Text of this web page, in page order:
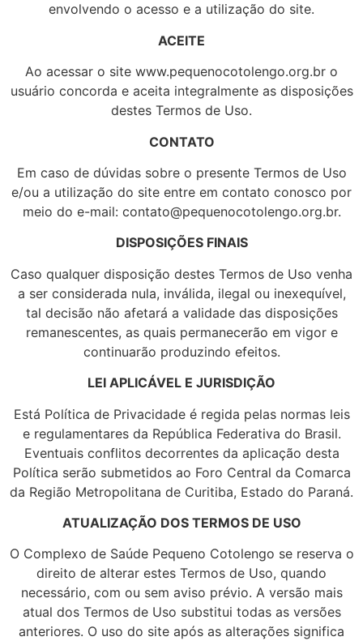
envolvendo o acesso e a utilização do site.
ACEITE
Ao acessar o site www.pequenocotolengo.org.br o
usuário concorda e aceita integralmente as disposições
destes Termos de Uso.
CONTATO
Em caso de dúvidas sobre o presente Termos de Uso
e/ou a utilização do site entre em contato conosco por
meio do e-mail: contato@pequenocotolengo.org.br.
DISPOSIÇÕES FINAIS
Caso qualquer disposição destes Termos de Uso venha
a ser considerada nula, inválida, ilegal ou inexequível,
tal decisão não afetará a validade das disposições
remanescentes, as quais permanecerão em vigor e
continuarão produzindo efeitos.
LEI APLICÁVEL E JURISDIÇÃO
Está Política de Privacidade é regida pelas normas leis
e regulamentares da República Federativa do Brasil.
Eventuais conflitos decorrentes da aplicação desta
Política serão submetidos ao Foro Central da Comarca
da Região Metropolitana de Curitiba, Estado do Paraná.
ATUALIZAÇÃO DOS TERMOS DE USO
O Complexo de Saúde Pequeno Cotolengo se reserva o
direito de alterar estes Termos de Uso, quando
necessário, com ou sem aviso prévio. A versão mais
atual dos Termos de Uso substitui todas as versões
anteriores. O uso do site após as alterações significa